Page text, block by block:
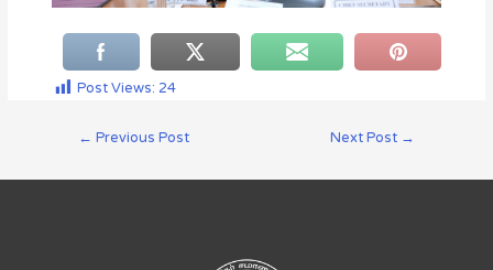
Post Views: 24
← Previous Post Next Post →